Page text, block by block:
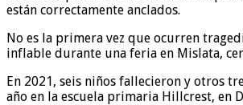
están correctamente anclados.
No es la primera vez que ocurren
inflable durante una feria en Mislata,
En 2021, seis niños fallecieron y otros
año en la escuela primaria Hillcrest, en